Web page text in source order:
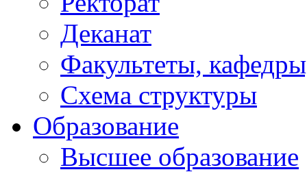
Деканат
Факультеты,
Схема структуры
Образование
Высшее образование